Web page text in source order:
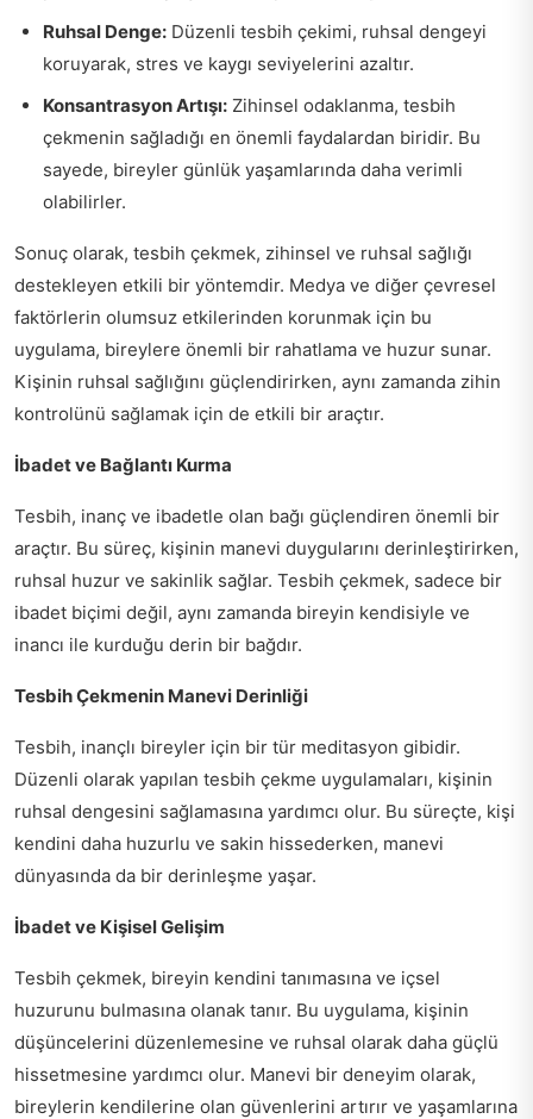
Ruhsal Denge: Düzenli tesbih çekimi, ruhsal dengeyi
koruyarak, stres ve kaygı seviyelerini azaltır.
Konsantrasyon Artışı: Zihinsel odaklanma, tesbih
çekmenin sağladığı en önemli faydalardan biridir. Bu
sayede, bireyler günlük yaşamlarında daha verimli
olabilirler.
Sonuç olarak, tesbih çekmek, zihinsel ve ruhsal sağlığı
destekleyen etkili bir yöntemdir. Medya ve diğer çevresel
faktörlerin olumsuz etkilerinden korunmak için bu
uygulama, bireylere önemli bir rahatlama ve huzur sunar.
Kişinin ruhsal sağlığını güçlendirirken, aynı zamanda zihin
kontrolünü sağlamak için de etkili bir araçtır.
İbadet ve Bağlantı Kurma
Tesbih, inanç ve ibadetle olan bağı güçlendiren önemli bir
araçtır. Bu süreç, kişinin manevi duygularını derinleştirirken,
ruhsal huzur ve sakinlik sağlar. Tesbih çekmek, sadece bir
ibadet biçimi değil, aynı zamanda bireyin kendisiyle ve
inancı ile kurduğu derin bir bağdır.
Tesbih Çekmenin Manevi Derinliği
Tesbih, inançlı bireyler için bir tür meditasyon gibidir.
Düzenli olarak yapılan tesbih çekme uygulamaları, kişinin
ruhsal dengesini sağlamasına yardımcı olur. Bu süreçte, kişi
kendini daha huzurlu ve sakin hissederken, manevi
dünyasında da bir derinleşme yaşar.
İbadet ve Kişisel Gelişim
Tesbih çekmek, bireyin kendini tanımasına ve içsel
huzurunu bulmasına olanak tanır. Bu uygulama, kişinin
düşüncelerini düzenlemesine ve ruhsal olarak daha güçlü
hissetmesine yardımcı olur. Manevi bir deneyim olarak,
bireylerin kendilerine olan güvenlerini artırır ve yaşamlarına